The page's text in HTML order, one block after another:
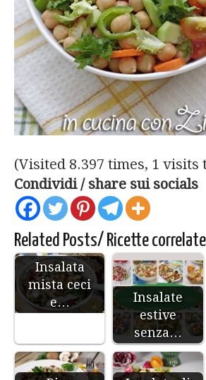
(Visited 8.397 times, 1 visits
Condividi / share sui socials
Related Posts/ Ricette
Insalata
mista ceci
e…
Insalate
estive
senza…